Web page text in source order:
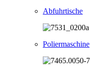
Abfuhrtische
Poliermaschine